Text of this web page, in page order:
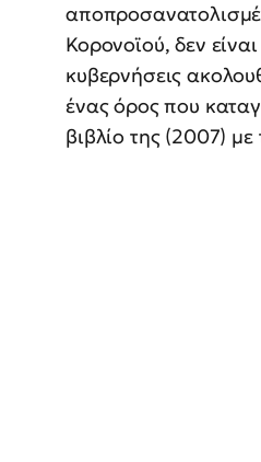
Κορονοϊού, δεν
κυβερνήσεις
ένας όρος που
βιβλίο της (2007) με